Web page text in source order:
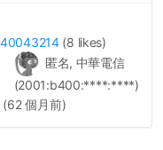
(8 likes)
匿名, 中華電信
(2001:b400:****:****)
個月前)